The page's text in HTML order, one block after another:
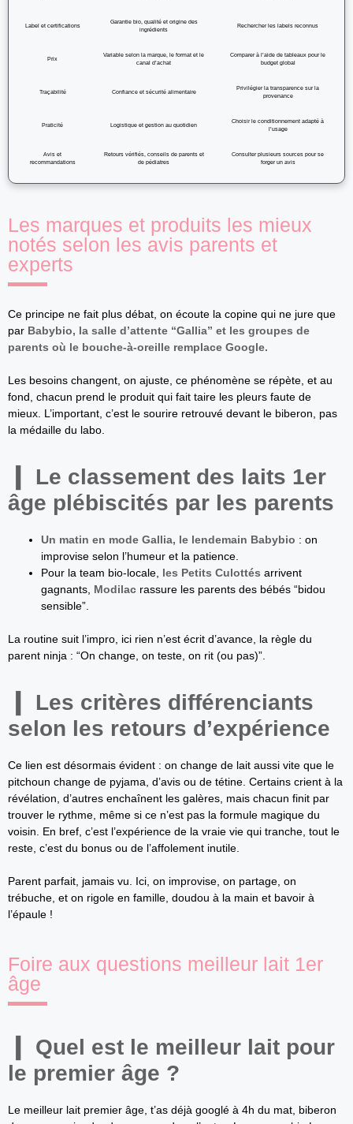
Label et certifications
Garantie bio, qualité et origine des
ingrédients
Rechercher les labels reconnus
Prix
Variable selon la marque, le format et le
canal d’achat
Comparer à l’aide de tableaux pour le
budget global
Traçabilité Confiance et sécurité alimentaire
Privilégier la transparence sur la
provenance
Praticité Logistique et gestion au quotidien
Choisir le conditionnement adapté à
l’usage
Avis et
recommandations
Retours vérifiés, conseils de parents et
de pédiatres
Consulter plusieurs sources pour se
forger un avis
Les marques et produits les mieux
notés selon les avis parents et
experts
Ce principe ne fait plus débat, on écoute la copine qui ne jure que
par Babybio, la salle d’attente “Gallia” et les groupes de
parents où le bouche-à-oreille remplace Google.
Les besoins changent, on ajuste, ce phénomène se répète, et au
fond, chacun prend le produit qui fait taire les pleurs faute de
mieux. L’important, c’est le sourire retrouvé devant le biberon, pas
la médaille du labo.
Le classement des laits 1er
âge plébiscités par les parents
Un matin en mode Gallia, le lendemain Babybio : on
improvise selon l’humeur et la patience.
Pour la team bio-locale, les Petits Culottés arrivent
gagnants, Modilac rassure les parents des bébés “bidou
sensible”.
La routine suit l’impro, ici rien n’est écrit d’avance, la règle du
parent ninja : “On change, on teste, on rit (ou pas)”.
Les critères différenciants
selon les retours d’expérience
Ce lien est désormais évident : on change de lait aussi vite que le
pitchoun change de pyjama, d’avis ou de tétine. Certains crient à la
révélation, d’autres enchaînent les galères, mais chacun finit par
trouver le rythme, même si ce n’est pas la formule magique du
voisin. En bref, c’est l’expérience de la vraie vie qui tranche, tout le
reste, c’est du bonus ou de l’affolement inutile.
Parent parfait, jamais vu. Ici, on improvise, on partage, on
trébuche, et on rigole en famille, doudou à la main et bavoir à
l’épaule !
Foire aux questions meilleur lait 1er
âge
Quel est le meilleur lait pour
le premier âge ?
Le meilleur lait premier âge, t’as déjà googlé à 4h du mat, biberon